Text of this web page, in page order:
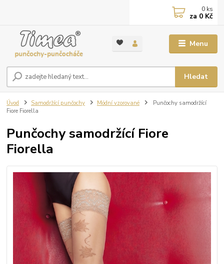
Menu
Hledat
0 ks
za 0 Kč
Úvod Samodržící punčochy Módní vzorované
Punčochy samodržící
Fiore Fiorella
Punčochy samodržící Fiore
Fiorella